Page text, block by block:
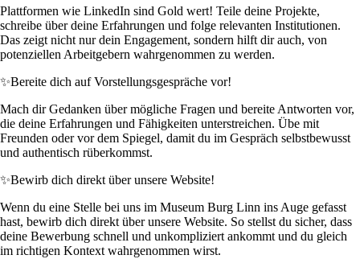
Plattformen wie LinkedIn sind Gold wert! Teile deine Projekte,
schreibe über deine Erfahrungen und folge relevanten Institutionen.
Das zeigt nicht nur dein Engagement, sondern hilft dir auch, von
potenziellen Arbeitgebern wahrgenommen zu werden.
✨Bereite dich auf Vorstellungsgespräche vor!
Mach dir Gedanken über mögliche Fragen und bereite Antworten vor,
die deine Erfahrungen und Fähigkeiten unterstreichen. Übe mit
Freunden oder vor dem Spiegel, damit du im Gespräch selbstbewusst
und authentisch rüberkommst.
✨Bewirb dich direkt über unsere Website!
Wenn du eine Stelle bei uns im Museum Burg Linn ins Auge gefasst
hast, bewirb dich direkt über unsere Website. So stellst du sicher, dass
deine Bewerbung schnell und unkompliziert ankommt und du gleich
im richtigen Kontext wahrgenommen wirst.